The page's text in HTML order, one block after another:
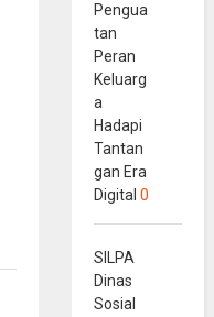
Pengua
tan
Peran
Keluarg
a
Hadapi
Tantan
gan Era
Digital 0
SILPA
Dinas
Sosial